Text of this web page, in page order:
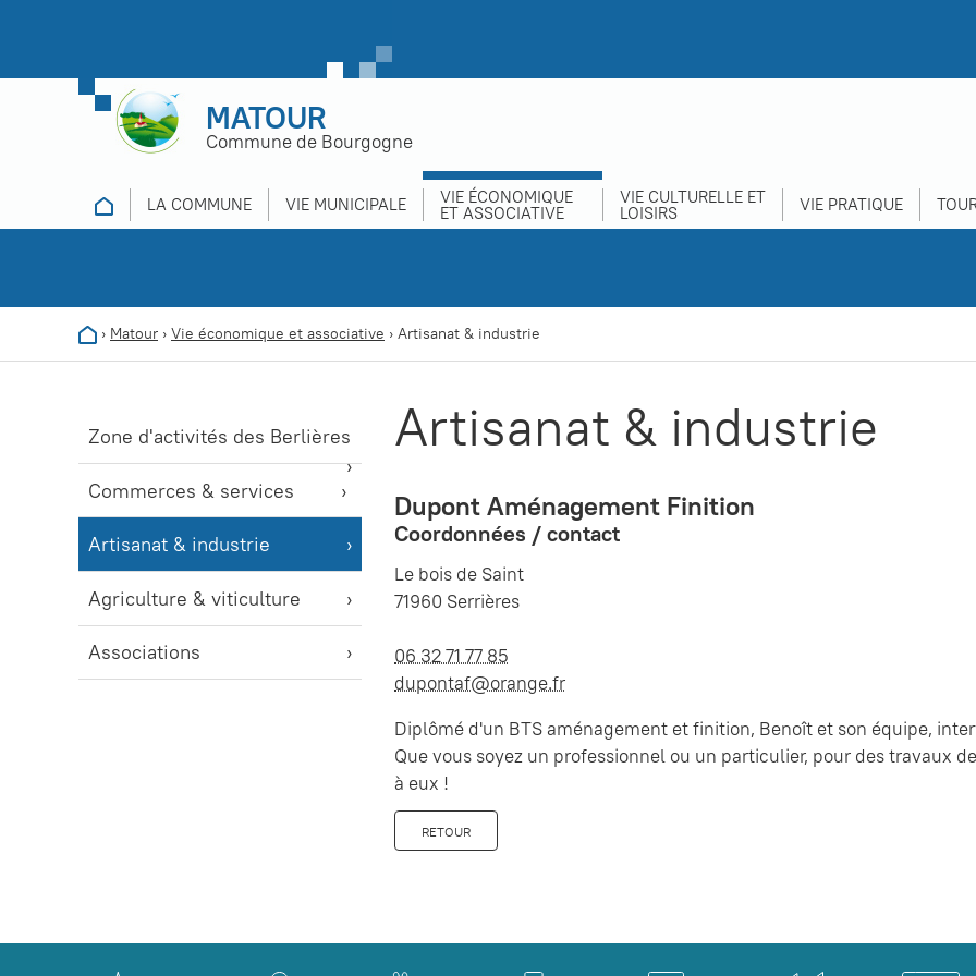
MATOUR
Commune de Bourgogne
LA COMMUNE VIE MUNICIPALE VIE ÉCONOMIQUE
ET ASSOCIATIVE
VIE CULTURELLE ET
LOISIRS VIE PRATIQUE
› Matour › Vie économique et associative › Artisanat & industrie
Zone d'activités des Berlières
Commerces & services
Artisanat & industrie
Agriculture & viticulture
Associations
Artisanat & industrie
Dupont Aménagement Finition
Coordonnées / contact
Le bois de Saint
71960 Serrières
06 32 71 77 85
dupontaf@orange.fr
Diplômé d'un BTS aménagement et finition, Benoît et son équipe,
Que vous soyez un professionnel ou un particulier, pour des travaux
à eux !
RETOUR